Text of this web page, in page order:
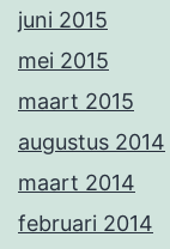
juni 2015
mei 2015
maart 2015
augustus 2014
maart 2014
februari 2014